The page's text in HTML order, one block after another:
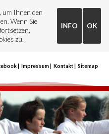
um Ihnen den
Wenn Sie
zu.
INFO OK
Impressum Kontakt Sitemap